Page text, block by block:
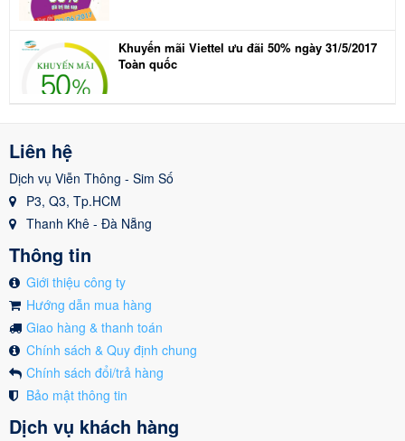
Khuyến mãi Viettel ưu đãi 50% ngày 31/5/2017
Toàn quốc
Liên hệ
Dịch vụ Viễn Thông - Sim Số
P3, Q3, Tp.HCM
Thanh Khê - Đà Nẵng
Thông tin
Giới thiệu công ty
Hướng dẫn mua hàng
Giao hàng & thanh toán
Chính sách & Quy định chung
Chính sách đổi/trả hàng
Bảo mật thông tin
Dịch vụ khách hàng